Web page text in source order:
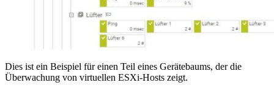
Dies ist ein Beispiel für einen Teil eines Gerätebaums, der die
Überwachung von virtuellen ESXi-Hosts zeigt.